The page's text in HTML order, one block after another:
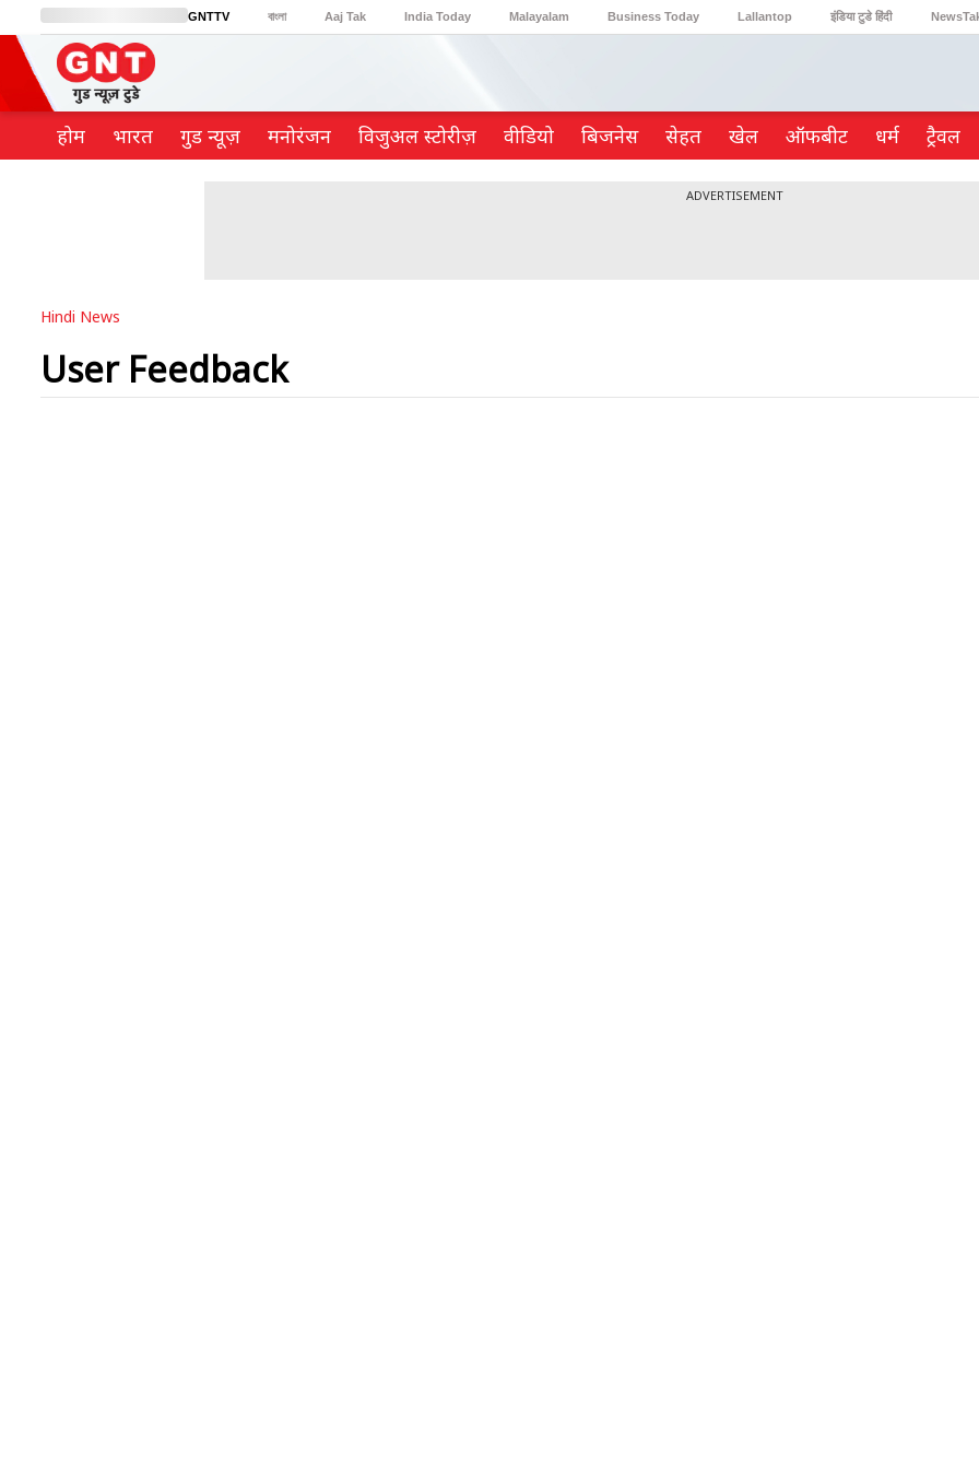
GNTTV বাংলা Aaj Tak India Today Malayalam Business Today Lallantop इंडिया टुडे हिंदी
BT Bazaar Cosmopolitan
होम भारत गुड न्यूज़ मनोरंजन विजुअल स्टोरीज़ वीडियो ब‍िजनेस सेहत खेल ऑफबीट धर्म ट्रैवल
ADVERTISEMENT
Hindi News
User Feedback